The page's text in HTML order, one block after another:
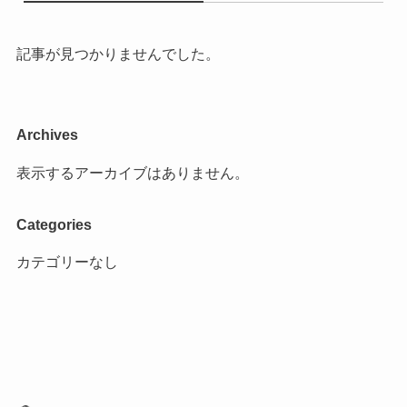
記事が見つかりませんでした。
Archives
表示するアーカイブはありません。
Categories
カテゴリーなし